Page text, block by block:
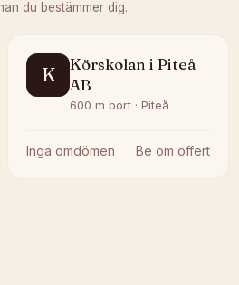
du bestämmer dig.
K
Körskolan i Piteå
AB
600 m bort · Piteå
Inga omdömen Be om offert